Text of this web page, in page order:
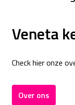
Veneta
Check hier onze
Over ons